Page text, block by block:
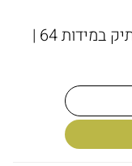
ידיות קונכיה דגם 9081 שחור עתיק במידות 64 |